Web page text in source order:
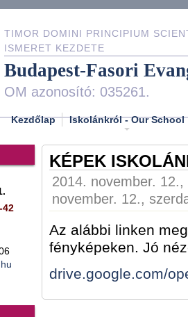
TIMOR DOMINI PRINCIPIUM
ISMERET KEZDETE
Budapest-Fasori
OM azonosító: 035261.
Kezdőlap Iskolánkról - Our School
42
KÉPEK
2014. november.
november. 12.,
Az alábbi linken
fényképeken. Jó
drive.google.com/